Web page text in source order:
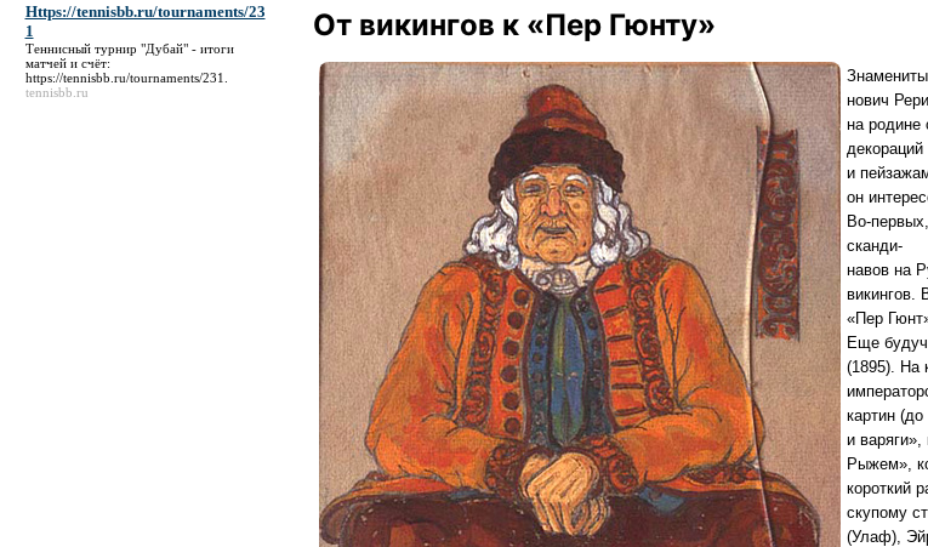
Https://tennisbb.ru/tournaments/23
1
Теннисный турнир "Дубай" - итоги
матчей и счёт:
https://tennisbb.ru/tournaments/231
tennisbb.ru
От викингов к «Пер Гюнту»
нович
на родине
декораций
и
он
Во-
сканди-
навов на
викингов.
«Пер
Еще
(1895). На
картин
и
Рыжем»,
короткий
скупому
(Улаф),